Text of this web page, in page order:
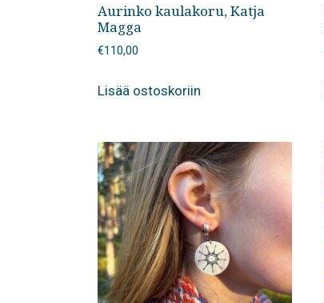
Aurinko kaulakoru, Katja
Magga
€110,00
Lisää ostoskoriin